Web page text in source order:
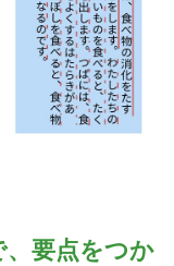
、要点をつか